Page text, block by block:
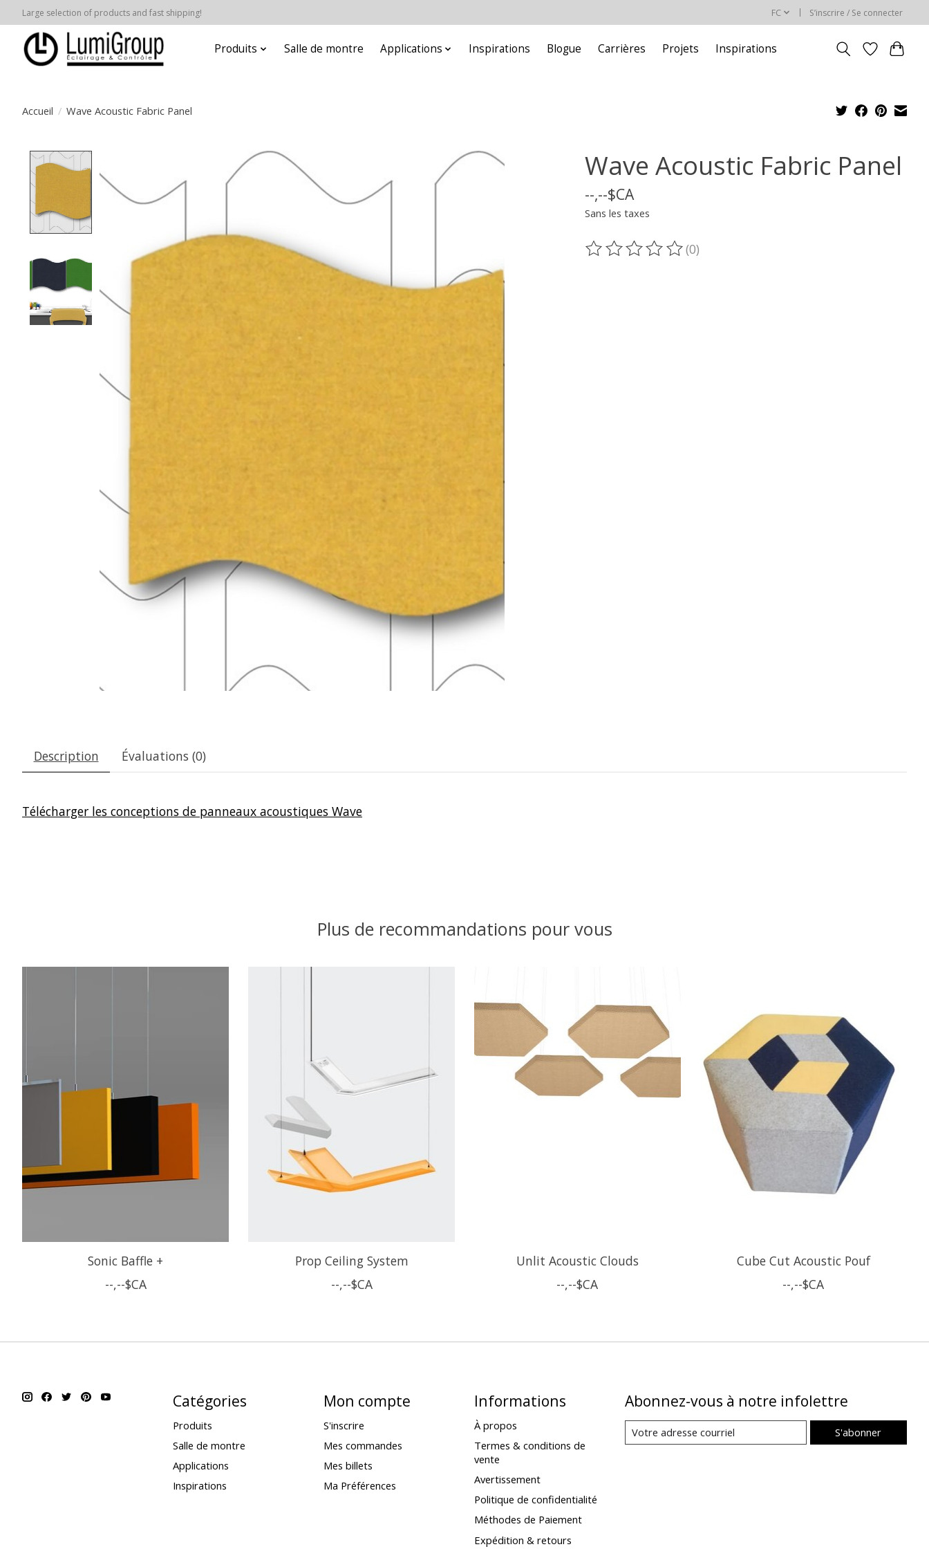
Large selection of products and fast shipping! FC S’inscrire / Se connecter
Produits Salle de montre Applications Inspirations Blogue Carrières Projets Inspirations
Accueil / Wave Acoustic Fabric Panel
Product image slideshow Items Wave Acoustic Fabric Panel
--,--$CA
Sans les taxes
Ce produit est évalué à
(0)
Description Évaluations (0)
Télécharger les conceptions de panneaux acoustiques Wave
Plus de recommandations pour vous
Sonic Baffle +
--,--$CA
Prop Ceiling System
--,--$CA
Unlit Acoustic Clouds
--,--$CA
Cube Cut Acoustic Pouf
--,--$CA
Catégories
Produits
Salle de montre
Applications
Inspirations
Mon compte
S'inscrire
Mes commandes
Mes billets
Ma Préférences
Informations
À propos
Termes & conditions de
vente
Avertissement
Politique de confidentialité
Méthodes de Paiement
Expédition & retours
Abonnez-vous à notre infolettre
S'abonner